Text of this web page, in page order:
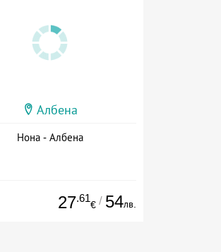
Албена
Нона - Албена
27.61
€ / 54лв.